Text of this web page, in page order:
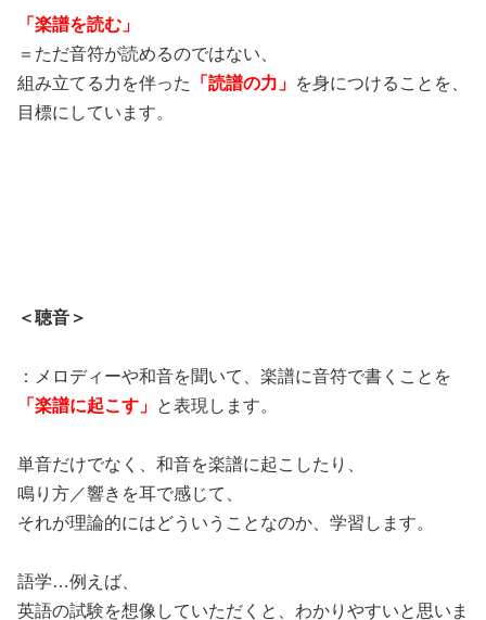
「楽譜を読む」
＝ただ音符が読めるのではない、
組み立てる力を伴った
「読譜の力」 を身につけることを、
目標にしています。
＜聴音＞
：メロディーや和音を聞いて、楽譜に音符で書くことを
「楽譜に起こす」 と表現します。
単音だけでなく、和音を楽譜に起こしたり、
鳴り方／響きを耳で感じて、
それが理論的にはどういうことなのか、学習します。
語学…例えば、
英語の試験を想像していただくと、わかりやすいと思いま